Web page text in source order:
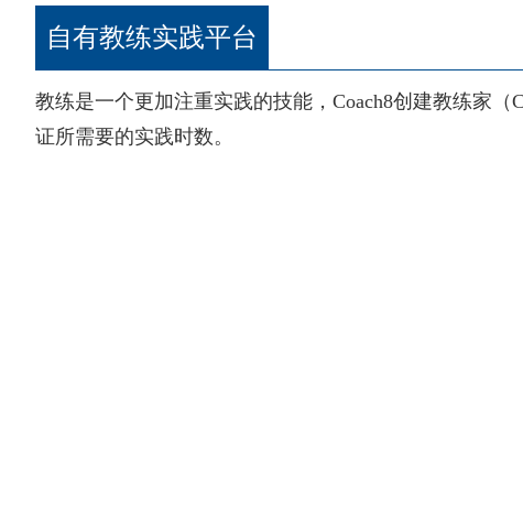
自有教练实践平台
教练是一个更加注重实践的技能，Coach8创建教练家
证所需要的实践时数。